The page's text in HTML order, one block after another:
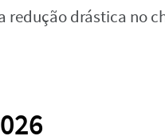
redução drástica no